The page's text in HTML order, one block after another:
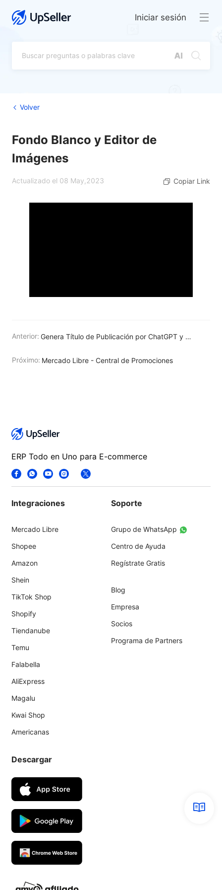
Iniciar sesión
Volver
Fondo Blanco y Editor de
Imágenes
Actualizado el 08 May,2023 Copiar Link
Anterior: Genera Título de Publicación por ChatGPT y Consigue más Exposición
Próximo: Mercado Libre - Central de Promociones
ERP Todo en Uno para E-commerce
Integraciones
Mercado Libre
Shopee
Amazon
Shein
TikTok Shop
Shopify
Tiendanube
Temu
Falabella
AliExpress
Magalu
Kwai Shop
Americanas
Soporte
Grupo de WhatsApp
Centro de Ayuda
Regístrate Gratis
Blog
Empresa
Socios
Programa de Partners
Descargar